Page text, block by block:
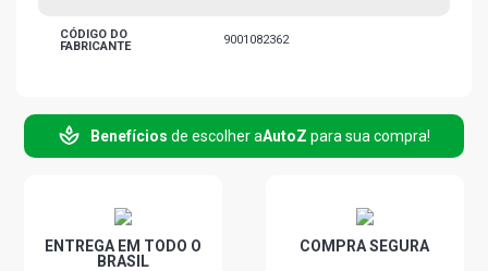
CÓDIGO DO
FABRICANTE
9001082362
Benefícios de escolher aAutoZ para sua compra!
ENTREGA EM TODO O
BRASIL
COMPRA SEGURA